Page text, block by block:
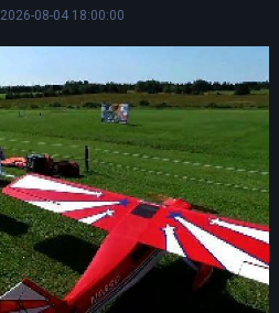
2026-08-04 18:00:00